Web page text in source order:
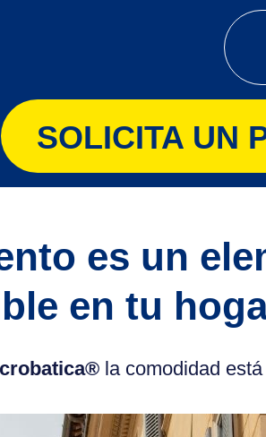
SOLICITA UN
es un
en tu
la comodidad